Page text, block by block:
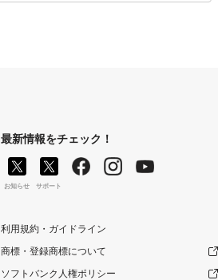
最新情報をチェック！
お知らせ サポート
利用規約・ガイドライン
商標・登録商標について
ソフトバンク人権ポリシー